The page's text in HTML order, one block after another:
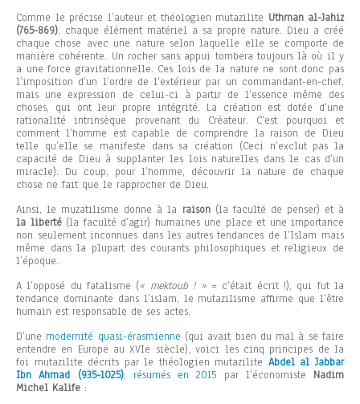
Comme le précise l’auteur et théologien mutazilite Uthman al-Jahiz
(765-869), chaque élément matériel a sa propre nature. Dieu a créé
chaque chose avec une nature selon laquelle elle se comporte de
manière cohérente. Un rocher sans appui tombera toujours là où il y
a une force gravitationnelle. Ces lois de la nature ne sont donc pas
l’imposition d’un l’ordre de l’extérieur par un commandant-en-chef,
mais une expression de celui-ci à partir de l’essence même des
choses, qui ont leur propre intégrité. La création est dotée d’une
rationalité intrinsèque provenant du Créateur. C’est pourquoi et
comment l’homme est capable de comprendre la raison de Dieu
telle qu’elle se manifeste dans sa création (Ceci n’exclut pas la
capacité de Dieu à supplanter les lois naturelles dans le cas d’un
miracle). Du coup, pour l’homme, découvrir la nature de chaque
chose ne fait que le rapprocher de Dieu.
Ainsi, le muzatilisme donne à la raison(la faculté de penser) et à
la liberté(la faculté d’agir) humaines une place et une importance
non seulement inconnues dans les autres tendances de l’Islam mais
même dans la plupart des courants philosophiques et religieux de
l’époque.
A l’opposé du fatalisme (« mektoub ! »= c’était écrit !), qui fut la
tendance dominante dans l’islam, le mutazilisme affirme que l’être
humain est responsable de ses actes.
D’une modernité quasi-érasmienne (qui avait bien du mal à se faire
entendre en Europe au XVIe siècle), voici les cinq principes de la
foi mutazilite décrits par le théologien mutazilite Abdel al Jabbar
Ibn Ahmad (935-1025), résumés en 2015 par l’économiste Nadim
Michel Kalife :